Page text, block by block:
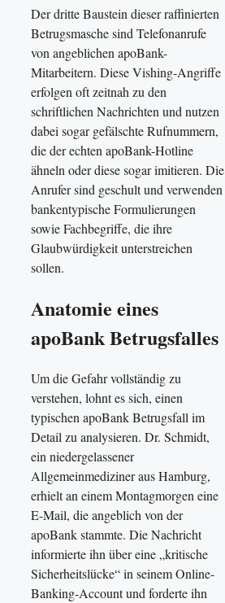
Der dritte Baustein dieser raffinierten
Betrugsmasche sind Telefonanrufe
von angeblichen apoBank-
Mitarbeitern. Diese Vishing-Angriffe
erfolgen oft zeitnah zu den
schriftlichen Nachrichten und nutzen
dabei sogar gefälschte Rufnummern,
die der echten apoBank-Hotline
ähneln oder diese sogar imitieren. Die
Anrufer sind geschult und verwenden
bankentypische Formulierungen
sowie Fachbegriffe, die ihre
Glaubwürdigkeit unterstreichen
sollen.
Anatomie eines
apoBank Betrugsfalles
Um die Gefahr vollständig zu
verstehen, lohnt es sich, einen
typischen apoBank Betrugsfall im
Detail zu analysieren. Dr. Schmidt,
ein niedergelassener
Allgemeinmediziner aus Hamburg,
erhielt an einem Montagmorgen eine
E-Mail, die angeblich von der
apoBank stammte. Die Nachricht
informierte ihn über eine „kritische
Sicherheitslücke“ in seinem Online-
Banking-Account und forderte ihn